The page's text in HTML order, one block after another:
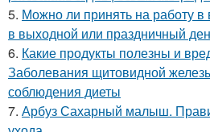
5. Можно ли принять на работу
в выходной или праздничный
6. Какие продукты полезны и
Заболевания щитовидной
соблюдения диеты
7. Арбуз Сахарный малыш.